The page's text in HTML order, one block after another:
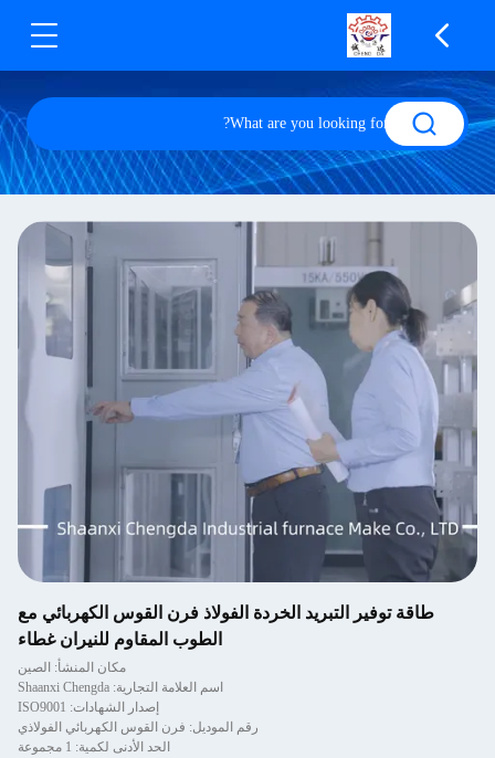
طاقة توفير التبريد الخردة الفولاذ فرن القوس الكهربائي مع
الطوب المقاوم للنيران غطاء
مكان المنشأ: الصين
اسم العلامة التجارية: Shaanxi Chengda
إصدار الشهادات: ISO9001
رقم الموديل: فرن القوس الكهربائي الفولاذي
الحد الأدنى لكمية: 1 مجموعة